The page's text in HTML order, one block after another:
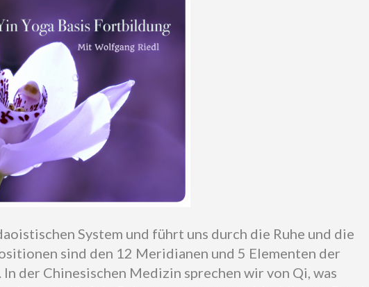
System und führt uns durch die Ruhe und die
sind den 12 Meridianen und 5 Elementen der
der Chinesischen Medizin sprechen wir von Qi, was